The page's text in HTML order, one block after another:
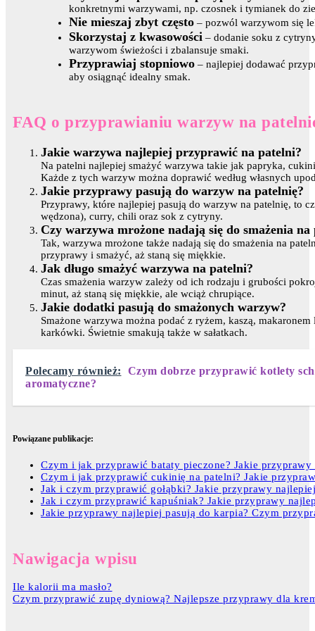
konkretnymi warzywami, np. czosnek i tymianek do
Nie mieszaj zbyt często – pozwól warzywom się
Skorzystaj z kwasowości – dodanie soku z
warzywom świeżości i zbalansuje smaki.
Przyprawiaj stopniowo – najlepiej dodawać
aby osiągnąć idealny smak.
FAQ o przyprawianiu warzyw na
Jakie warzywa najlepiej przyprawić na patelni?
Na patelni najlepiej smażyć warzywa takie jak papryka,
Każde z tych warzyw można doprawić według własnych
Jakie przyprawy pasują do warzyw na patelnię?
Przyprawy, które najlepiej pasują do warzyw na patelnię, to
wędzona), curry, chili oraz sok z cytryny.
Czy warzywa mrożone nadają się do smażenia na
Tak, warzywa mrożone także nadają się do smażenia na
przyprawy i smażyć, aż staną się miękkie.
Jak długo smażyć warzywa na patelni?
Czas smażenia warzyw zależy od ich rodzaju i grubości
minut, aż staną się miękkie, ale wciąż chrupiące.
Jakie dodatki pasują do smażonych warzyw?
Smażone warzywa można podać z ryżem, kaszą,
karkówki. Świetnie smakują także w sałatkach.
Polecamy również:
Czym dobrze przyprawić kotlety
aromatyczne?
Powiązane publikacje:
Czym i jak przyprawić bataty pieczone? Jakie
Czym i jak przyprawić cukinię na patelni? Jakie
Jak i czym przyprawić gołąbki? Jakie przyprawy
Jak i czym przyprawić kapuśniak? Jakie przyprawy
Jakie przyprawy najlepiej pasują do karpia? Czym
Nawigacja wpisu
Ile kalorii ma masło?
Czym przyprawić zupę dyniową? Najlepsze przyprawy dla